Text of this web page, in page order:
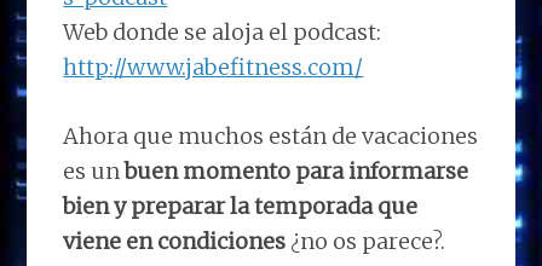
Web donde se aloja el podcast:
http://www.jabefitness.com/
Ahora que muchos están de vacaciones
es unbuen momento para informarse
bien y preparar la temporada que
viene en condiciones ¿no os parece?.